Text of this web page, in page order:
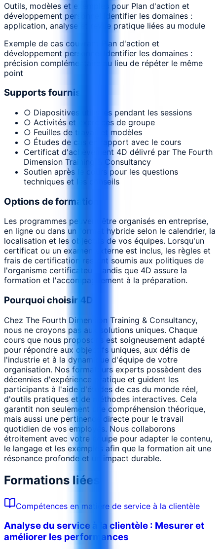
Outils, modèles et exemples pour Plan d'action et
développement personnel Identifier les domaines :
application, analyse et revue pratique liées au module
Exemple de cas couvrant Plan d'action et
développement personnel Identifier les domaines :
précision complémentaire au lieu de répéter le même
point
Supports fournis
○ Diapositives utilisées pendant les sessions
○ Activités et exercices de groupe
○ Feuilles de travail et modèles
○ Études de cas en rapport avec le cours
Certificat d'achèvement 4D délivré par The Fourth
Dimension Training & Consultancy
Soutien après le cours pour les questions
techniques et les conseils
Options de formation
Les programmes peuvent être organisés en entreprise,
en ligne ou dans un format hybride selon le calendrier, la
localisation et les objectifs de vos équipes. Lorsqu'un
certificat ou un examen externe est inclus, les règles et
frais de certification restent soumis aux politiques de
l'organisme certificateur, tandis que 4D assure la
formation et l'accompagnement à la préparation.
Pourquoi choisir 4D
Chez The Fourth Dimension Training & Consultancy,
nous ne croyons pas aux solutions uniques. Chaque
cours que nous proposons est soigneusement adapté
pour répondre aux objectifs uniques, aux défis de
l'industrie et à la dynamique d'équipe de votre
organisation. Nos formateurs experts possèdent des
décennies d'expérience pratique et guident les
participants à l'aide d'études de cas du monde réel,
d'outils pratiques et de méthodes interactives. Cela
garantit non seulement une compréhension théorique,
mais aussi une pertinence directe pour le travail
quotidien de vos employés. Nous collaborons
étroitement avec votre équipe pour adapter le contenu,
le langage et les exemples afin que la formation ait une
résonance profonde et un impact durable.
Formations liées
Compétences en matière de service à la clientèle
Analyse du service à la clientèle : Mesurer et
améliorer les performances